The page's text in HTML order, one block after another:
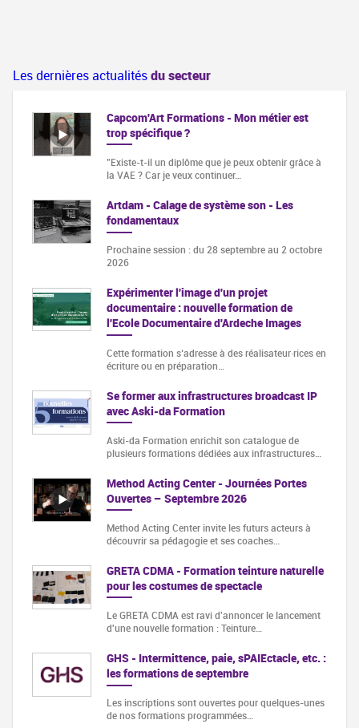
Les dernières actualitésdu secteur
Capcom'Art Formations - Mon métier est
trop spécifique ?
"Existe-t-il un diplôme que je peux obtenir grâce à
la VAE ? Car je veux continuer…
Artdam - Calage de système son - Les
fondamentaux
Prochaine session : du 28 septembre au 2 octobre
2026
Expérimenter l'image d'un projet
documentaire : nouvelle formation de
l'Ecole Documentaire d'Ardeche Images
Cette formation s‘adresse à des réalisateur·rices en
écriture ou en préparation…
Se former aux infrastructures broadcast IP
avec Aski-da Formation
Aski-da Formation enrichit son catalogue de
plusieurs formations dédiées aux infrastructures…
Method Acting Center - Journées Portes
Ouvertes – Septembre 2026
Method Acting Center invite les futurs acteurs à
découvrir sa pédagogie et ses coaches…
GRETA CDMA - Formation teinture naturelle
pour les costumes de spectacle
Le GRETA CDMA est ravi d'annoncer le lancement
d'une nouvelle formation : Teinture…
GHS - Intermittence, paie, sPAIEctacle, etc. :
les formations de septembre
Les inscriptions sont ouvertes pour quelques-unes
de nos formations programmées…